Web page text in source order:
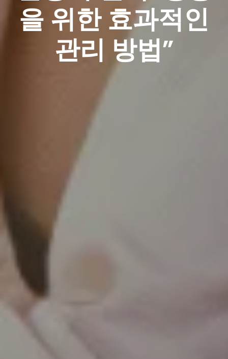
을 위한 효과적인
관리 방법”